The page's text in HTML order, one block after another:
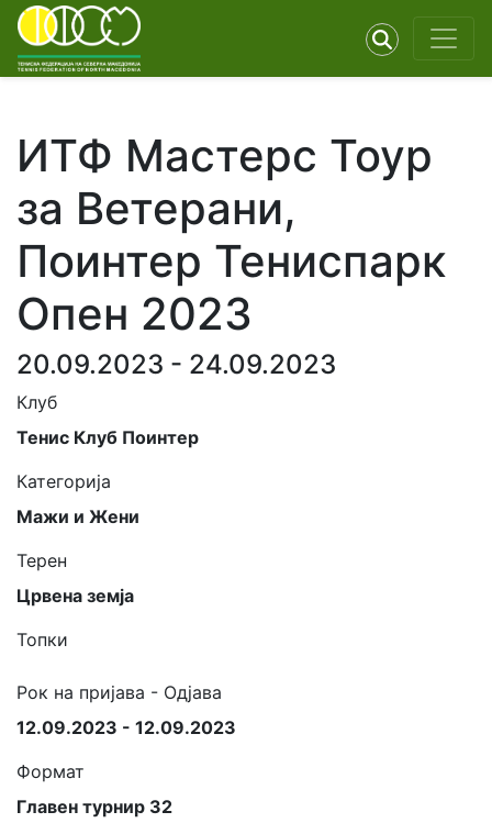
ИТФ Мастерс Тоур
за Ветерани,
Поинтер Тениспарк
Опен 2023
20.09.2023 - 24.09.2023
Клуб
Тенис Клуб Поинтер
Категорија
Мажи и Жени
Терен
Црвена земја
Топки
Рок на пријава - Одјава
12.09.2023 - 12.09.2023
Формат
Главен турнир 32